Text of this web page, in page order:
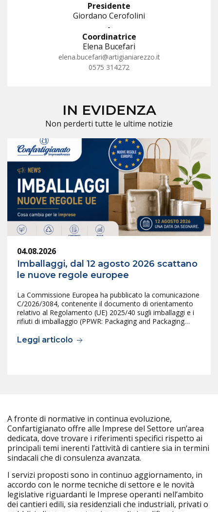
Presidente
Giordano Cerofolini
-
Coordinatrice
Elena Bucefari
elena.bucefari@artigianiarezzo.it
0575 314272
IN EVIDENZA
Non perderti tutte le ultime notizie
04.08.2026
Imballaggi, dal 12 agosto 2026 scattano
le nuove regole europee
La Commissione Europea ha pubblicato la comunicazione
C/2026/3084, contenente il documento di orientamento
relativo al Regolamento (UE) 2025/40 sugli imballaggi e i
rifiuti di imballaggio (PPWR: Packaging and Packaging…
Leggi articolo
A fronte di normative in continua evoluzione,
Confartigianato offre alle Imprese del Settore un’area
dedicata, dove trovare i riferimenti specifici rispetto ai
principali temi inerenti l’attività di cantiere sia in termini
sindacali che di consulenza avanzata.
I servizi proposti sono in continuo aggiornamento, in
accordo con le norme tecniche di settore e le novità
legislative riguardanti le Imprese operanti nell’ambito
dei cantieri edili, sia residenziali che industriali, privati o